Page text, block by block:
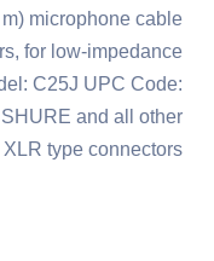
microphone cable
for low-impedance
C25J UPC Code:
and all other
type connectors